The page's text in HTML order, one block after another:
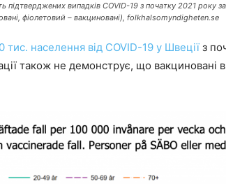
підтверджених випадків COVID-19 з початку 2021 року
фіолетовий – вакциновані), folkhalsomyndigheten.se
тис. населення від COVID-19 у Швеції з
також не демонструє, що вакциновані